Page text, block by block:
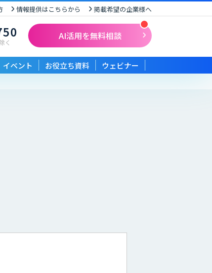
情報提供はこちらから 掲載希望の企業様へ
く
AI活用を無料相談
イベント お役立ち資料 ウェビナー